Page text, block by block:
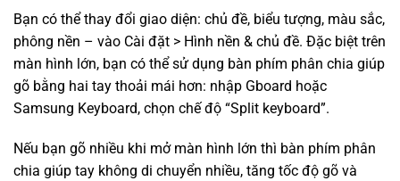
Bạn có thể thay đổi giao diện: chủ đề, biểu tượng, màu sắc,
phông nền – vào Cài đặt > Hình nền & chủ đề. Đặc biệt trên
màn hình lớn, bạn có thể sử dụng bàn phím phân chia giúp
gõ bằng hai tay thoải mái hơn: nhập Gboard hoặc
Samsung Keyboard, chọn chế độ “Split keyboard”.
Nếu bạn gõ nhiều khi mở màn hình lớn thì bàn phím phân
chia giúp tay không di chuyển nhiều, tăng tốc độ gõ và